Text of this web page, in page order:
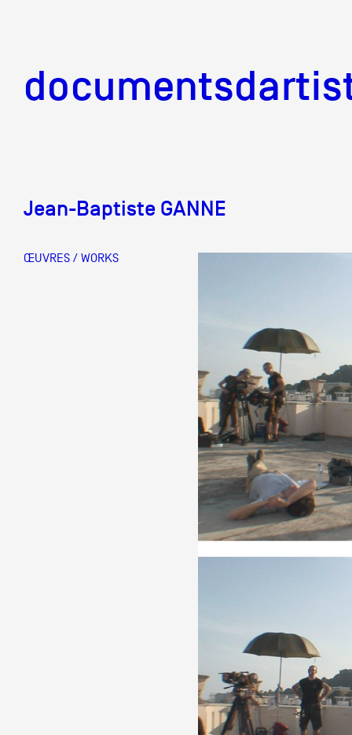
Documents
Partenaires
Crédits
Actions
Visites d'ateliers
Production vidéo
Jean-Baptiste GANNE
ŒUVRES / WORKS